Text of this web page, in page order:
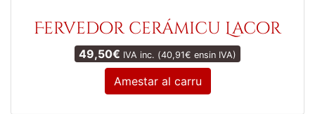
Fervedor cerámicu Lacor
49,50€ IVA inc. (40,91€ ensin IVA)
Amestar al carru